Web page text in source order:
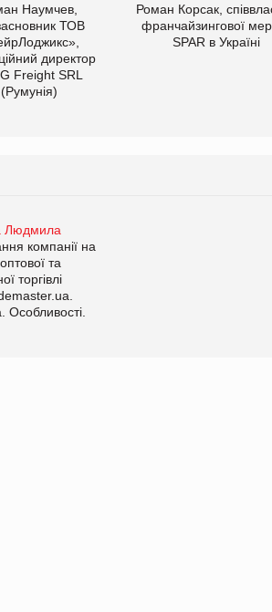
Наумчев,
ТОВ
директор
Freight SRL
(Румунія)
Роман Корсак,
франчайзингової
SPAR в Україні
Людмила
компанії на
та
торгівлі
Особливості.